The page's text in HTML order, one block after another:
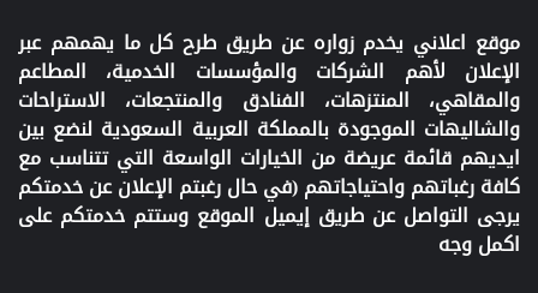
موقع اعلاني يخدم زواره عن طريق طرح كل ما يهمهم عبر
الإعلان لأهم الشركات والمؤسسات الخدمية، المطاعم
والمقاهي، المنتزهات، الفنادق والمنتجعات، الاستراحات
والشاليهات الموجودة بالمملكة العربية السعودية لنضع بين
ايديهم قائمة عريضة من الخيارات الواسعة التي تتناسب مع
كافة رغباتهم واحتياجاتهم (في حال رغبتم الإعلان عن خدمتكم
يرجى التواصل عن طريق إيميل الموقع وستتم خدمتكم على
اكمل وجه